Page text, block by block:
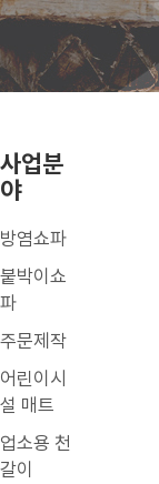
사업분
야
방염쇼파
붙박이쇼
파
주문제작
어린이시
설 매트
업소용 천
갈이